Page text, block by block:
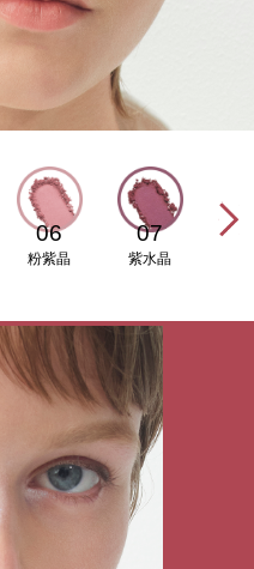
06
粉紫晶
07
紫水晶